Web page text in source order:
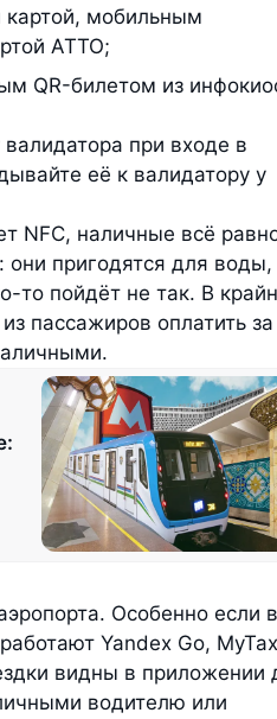
картой, мобильным
ATTO;
QR-билетом из
при входе в
её к валидатору у
NFC, наличные всё
они пригодятся для
то пойдёт не так. В
пассажиров оплатить
Особенно если
Yandex Go,
видны в приложении
водителю или